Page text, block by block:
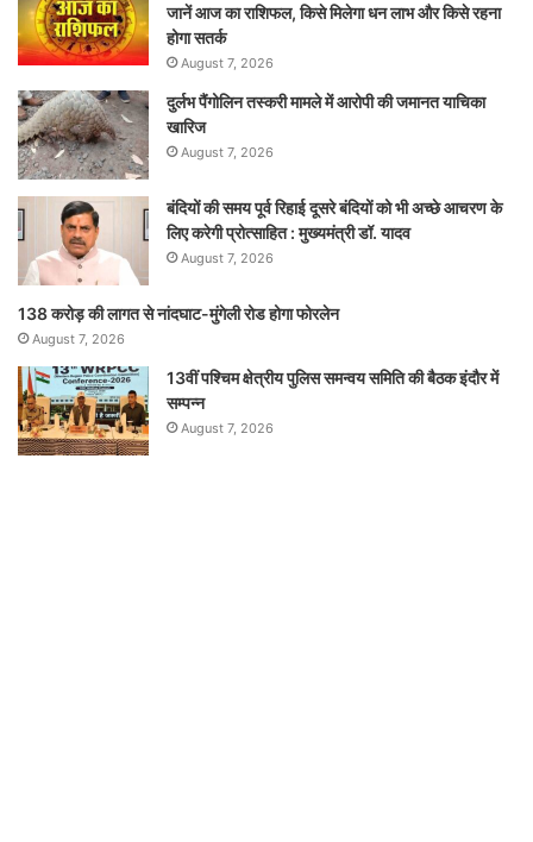
जानें आज का राशिफल, किसे मिलेगा धन लाभ और किसे रहना
होगा सतर्क
August 7, 2026
दुर्लभ पैंगोलिन तस्करी मामले में आरोपी की जमानत याचिका
खारिज
August 7, 2026
बंदियों की समय पूर्व रिहाई दूसरे बंदियों को भी अच्छे आचरण के
लिए करेगी प्रोत्साहित : मुख्यमंत्री डॉ. यादव
August 7, 2026
138 करोड़ की लागत से नांदघाट-मुंगेली रोड होगा फोरलेन
August 7, 2026
13वीं पश्चिम क्षेत्रीय पुलिस समन्वय समिति की बैठक इंदौर में
सम्पन्न
August 7, 2026